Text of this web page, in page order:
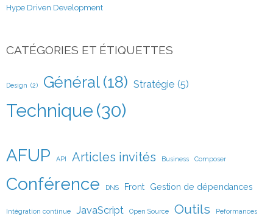
Hype Driven Development
CATÉGORIES ET ÉTIQUETTES
Design (2) Général (18) Stratégie (5)
Technique (30)
AFUP API Articles invités Business Composer
Conférence DNS Front Gestion de dépendances
Intégration continue JavaScript Open Source Outils Peformances